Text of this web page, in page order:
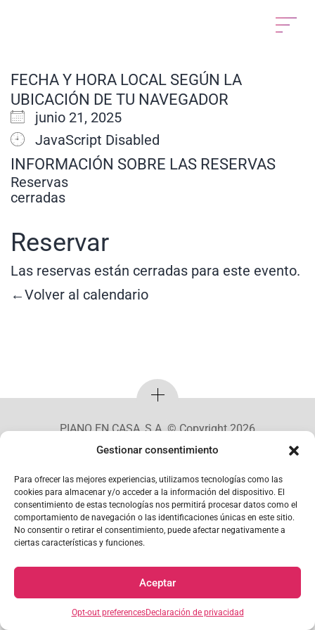
Gestionar consentimiento
Para ofrecer las mejores experiencias, utilizamos tecnologías como las
cookies para almacenar y/o acceder a la información del dispositivo. El
consentimiento de estas tecnologías nos permitirá procesar datos como el
comportamiento de navegación o las identificaciones únicas en este sitio.
No consentir o retirar el consentimiento, puede afectar negativamente a
ciertas características y funciones.
Aceptar
Opt-out preferencesDeclaración de privacidad
FECHA Y HORA LOCAL SEGÚN LA
UBICACIÓN DE TU NAVEGADOR
junio 21, 2025
JavaScript Disabled
INFORMACIÓN SOBRE LAS RESERVAS
Reservas
cerradas
Reservar
Las reservas están cerradas para este evento.
←Volver al calendario
PIANO EN CASA, S.A. © Copyright 2026